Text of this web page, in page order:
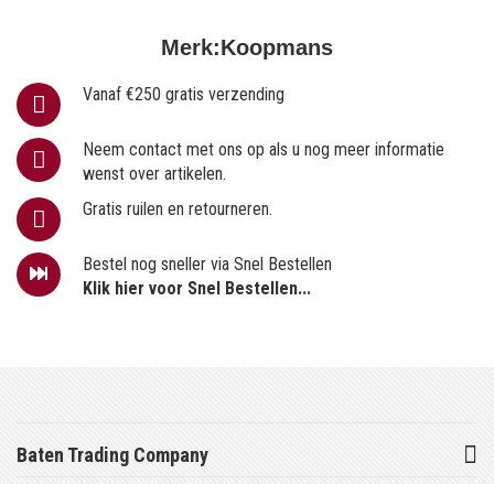
Merk:Koopmans
Vanaf €250 gratis verzending
Neem contact met ons op als u nog meer informatie
wenst over artikelen.
Gratis ruilen en retourneren.
Bestel nog sneller via Snel Bestellen
Klik hier voor Snel Bestellen...
Baten Trading Company